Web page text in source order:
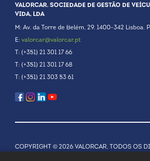
VALORCAR. SOCIEDADE DE GESTÃO DE
VIDA, LDA
M: Av. da Torre de Belém, 29. 1400-342 Lisboa.
E: valorcar@valorcar.pt
T: (+351) 21 301 17 66
T: (+351) 21 301 17 68
T: (+351) 21 303 53 61
COPYRIGHT © 2026 VALORCAR, TODOS OS